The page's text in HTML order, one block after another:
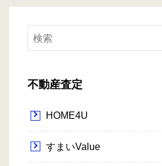
不動産査定
HOME4U
すまいValue